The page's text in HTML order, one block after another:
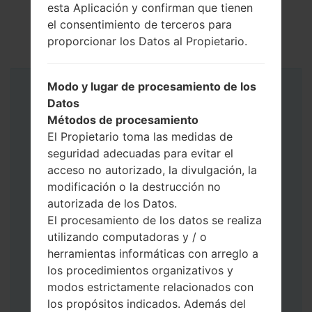
Instrucciones
esta Aplicación y confirman que tienen
el consentimiento de terceros para
proporcionar los Datos al Propietario.
Modo y lugar de procesamiento de los
Datos
Métodos de procesamiento
El Propietario toma las medidas de
seguridad adecuadas para evitar el
acceso no autorizado, la divulgación, la
modificación o la destrucción no
autorizada de los Datos.
El procesamiento de los datos se realiza
utilizando computadoras y / o
herramientas informáticas con arreglo a
los procedimientos organizativos y
modos estrictamente relacionados con
los propósitos indicados. Además del